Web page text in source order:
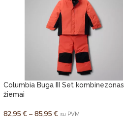
Columbia Buga III Set kombinezonas
žiemai
82,95 € – 85,95 € su PVM